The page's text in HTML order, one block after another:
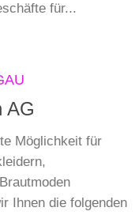
für...
AG
Möglichkeit für
Ihnen die folgenden